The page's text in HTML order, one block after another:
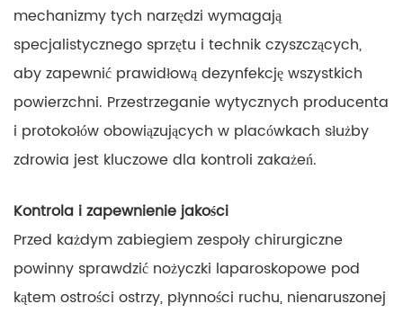
mechanizmy tych narzędzi wymagają
specjalistycznego sprzętu i technik czyszczących,
aby zapewnić prawidłową dezynfekcję wszystkich
powierzchni. Przestrzeganie wytycznych producenta
i protokołów obowiązujących w placówkach służby
zdrowia jest kluczowe dla kontroli zakażeń.
Kontrola i zapewnienie jakości
Przed każdym zabiegiem zespoły chirurgiczne
powinny sprawdzić nożyczki laparoskopowe pod
kątem ostrości ostrzy, płynności ruchu, nienaruszonej